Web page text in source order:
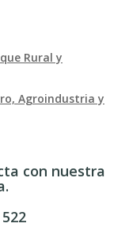
Rural y
Agroindustria y
con nuestra